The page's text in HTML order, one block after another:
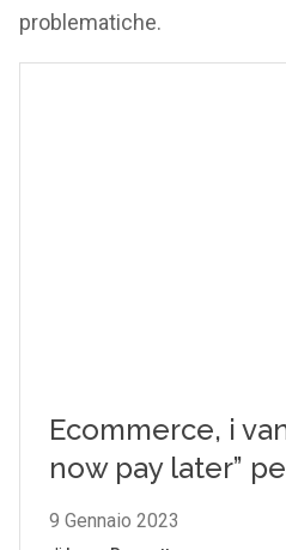
problematiche.